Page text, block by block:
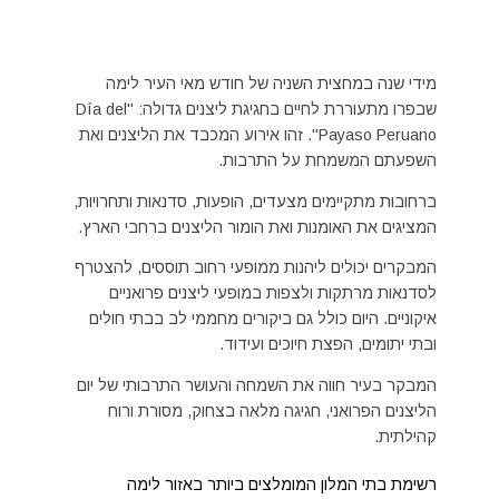
מידי שנה במחצית השניה של חודש מאי העיר לימה
שבפרו מתעוררת לחיים בחגיגת ליצנים גדולה: "Día del
Payaso Peruano". זהו אירוע המכבד את הליצנים ואת
השפעתם המשמחת על התרבות.
ברחובות מתקיימים מצעדים, הופעות, סדנאות ותחרויות,
המציגים את האומנות ואת הומור הליצנים ברחבי הארץ.
המבקרים יכולים ליהנות ממופעי רחוב תוססים, להצטרף
לסדנאות מרתקות ולצפות במופעי ליצנים פרואניים
איקוניים. היום כולל גם ביקורים מחממי לב בבתי חולים
ובתי יתומים, הפצת חיוכים ועידוד.
המבקר בעיר חווה את השמחה והעושר התרבותי של יום
הליצנים הפרואני, חגיגה מלאה בצחוק, מסורת ורוח
קהילתית.
רשימת בתי המלון המומלצים ביותר באזור לימה